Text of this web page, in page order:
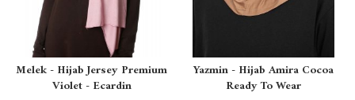
Melek - Hijab Jersey Premium
Violet - Ecardin
Yazmin - Hijab Amira Cocoa
Ready To Wear